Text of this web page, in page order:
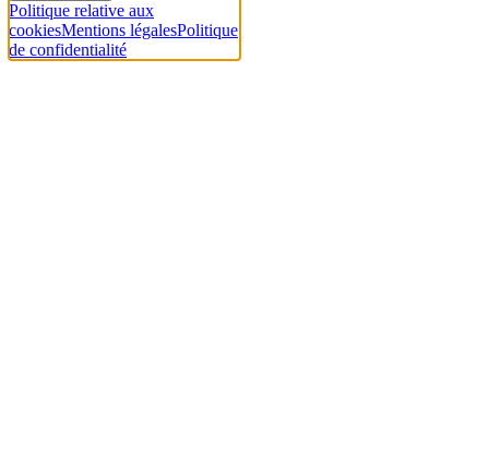
Politique relative aux
cookiesMentions légalesPolitique
de confidentialité